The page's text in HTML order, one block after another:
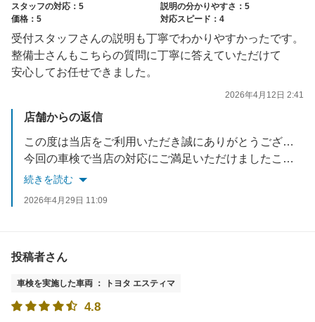
スタッフの対応：5
説明の分かりやすさ：5
価格：5
対応スピード：4
受付スタッフさんの説明も丁寧でわかりやすかったです。
整備士さんもこちらの質問に丁寧に答えていただけて
安心してお任せできました。
2026年4月12日 2:41
店舗からの返信
この度は当店をご利用いただき誠にありがとうございます。
今回の車検で当店の対応にご満足いただけましたこと、大変嬉しく思っております。
車検以外のことも是非お気軽にご相談ください。
続きを読む
2026年4月29日 11:09
投稿者さん
車検を実施した車両 ： トヨタ エスティマ
4.8